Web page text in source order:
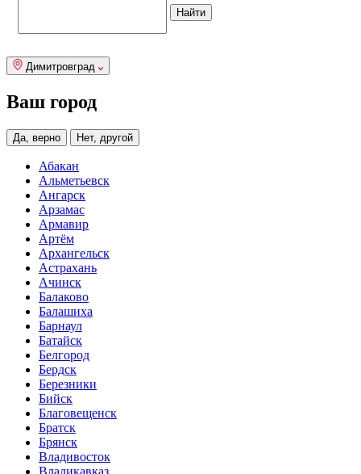
Димитровград
Ваш город
Да, верно Нет, другой
Абакан
Альметьевск
Ангарск
Арзамас
Армавир
Артём
Архангельск
Астрахань
Ачинск
Балаково
Балашиха
Барнаул
Батайск
Белгород
Бердск
Березники
Бийск
Благовещенск
Братск
Брянск
Владивосток
Владикавказ